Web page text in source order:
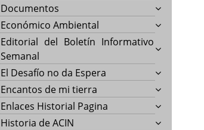
Documentos
Económico Ambiental
Editorial del Boletín Informativo
Semanal
El Desafío no da Espera
Encantos de mi tierra
Enlaces Historial Pagina
Historia de ACIN